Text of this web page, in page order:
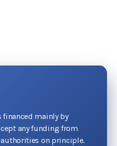
mainly by
any funding from
on principle.